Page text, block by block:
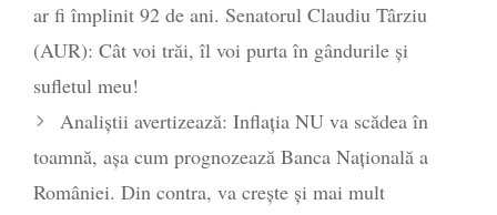
ar fi împlinit 92 de ani. Senatorul Claudiu Târziu
(AUR): Cât voi trăi, îl voi purta în gândurile și
sufletul meu!
Analiștii avertizează: Inflația NU va scădea în
toamnă, așa cum prognozează Banca Națională a
României. Din contra, va crește și mai mult